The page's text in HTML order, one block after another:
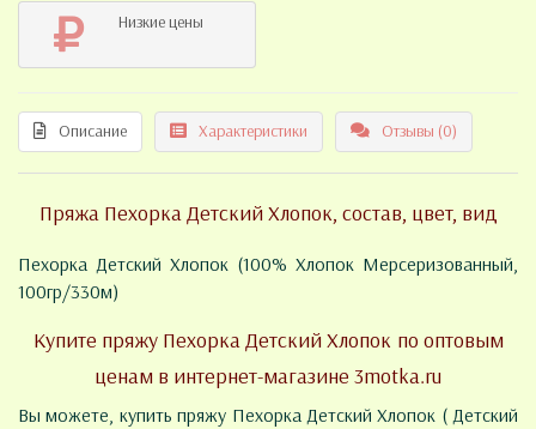
Низкие цены
Описание Характеристики Отзывы (0)
Пряжа Пехорка Детский Хлопок, состав, цвет, вид
Пехорка Детский Хлопок (100% Хлопок Мерсеризованный,
100гр/330м)
Купите пряжу Пехорка Детский Хлопок по оптовым
ценам в интернет-магазине 3motka.ru
Вы можете, купить пряжу Пехорка Детский Хлопок ( Детский